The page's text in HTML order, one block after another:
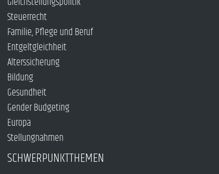
Steuerrecht
Familie, Pflege und Beruf
Entgeltgleichheit
Alterssicherung
Bildung
Gesundheit
Gender Budgeting
Europa
Stellungnahmen
SCHWERPUNKTTHEMEN